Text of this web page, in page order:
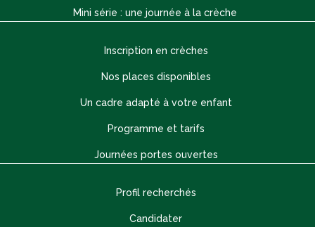
Mini série : une journée à la crèche
Inscription en crèches
Nos places disponibles
Un cadre adapté à votre enfant
Programme et tarifs
Journées portes ouvertes
Profil recherchés
Candidater